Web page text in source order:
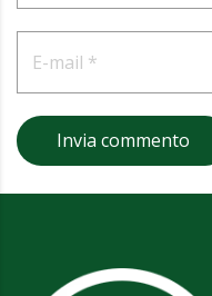
Invia commento